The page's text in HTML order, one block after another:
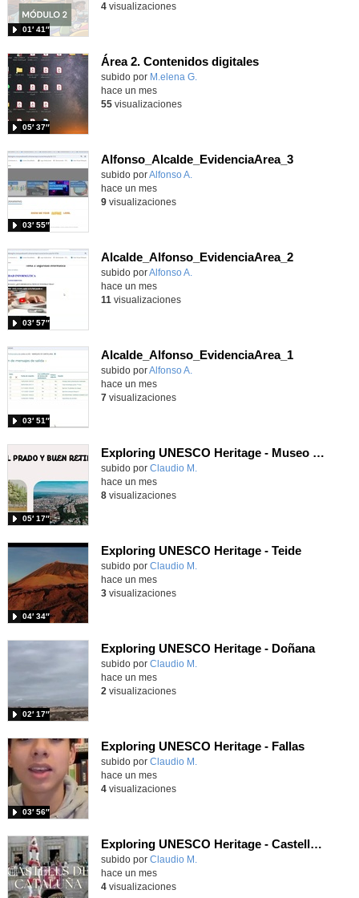
01′ 41″
4visualizaciones
Área 2. Contenidos digitales
Contenido educativo.
subido por M.elena G.
05′ 37″
hace un mes
55visualizaciones
Alfonso_Alcalde_EvidenciaArea_3
Contenido educativo.
subido porAlfonso A.
03′ 55″
hace un mes
9visualizaciones
Alcalde_Alfonso_EvidenciaArea_2
Contenido educativo.
subido porAlfonso A.
03′ 57″
hace un mes
11 visualizaciones
Alcalde_Alfonso_EvidenciaArea_1
Contenido educativo.
subido porAlfonso A.
03′ 51″
hace un mes
7visualizaciones
Exploring UNESCO Heritage - Museo del Prado
Contenido educativo.
subido por Claudio M.
05′ 17″
hace un mes
8visualizaciones
Exploring UNESCO Heritage - Teide
Contenido educativo.
subido por Claudio M.
04′ 34″
hace un mes
3visualizaciones
Exploring UNESCO Heritage - Doñana
Contenido educativo.
subido por Claudio M.
02′ 17″
hace un mes
2 visualizaciones
Exploring UNESCO Heritage - Fallas
Contenido educativo.
subido por Claudio M.
03′ 56″
hace un mes
4visualizaciones
Exploring UNESCO Heritage - Castells de Cataluña
Contenido educativo.
subido por Claudio M.
hace un mes
4visualizaciones